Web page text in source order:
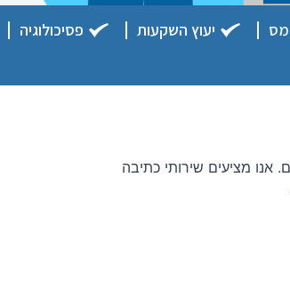
מס יעוץ השקעות
פסיכולוגיה
אנו מציעים שירותי כתיבה